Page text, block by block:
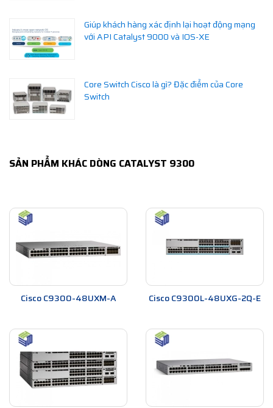
Giúp khách hàng xác định lại hoạt động mạng
với API Catalyst 9000 và IOS-XE
Core Switch Cisco là gì? Đặc điểm của Core
Switch
SẢN PHẨM KHÁC DÒNG CATALYST 9300
Cisco C9300-48UXM-A Cisco C9300L-48UXG-2Q-E